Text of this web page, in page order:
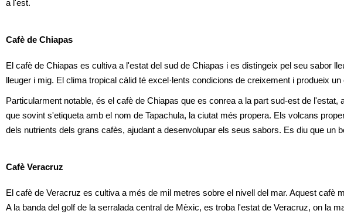
a l'est.
Cafè de Chiapas
El cafè de Chiapas es cultiva a l'estat del sud de Chiapas i es distingeix pel seu sabor
lleuger i mig. El clima tropical càlid té excel·lents condicions de creixement i produeix
Particularment notable, és el cafè de Chiapas que es conrea a la part sud-est de
que sovint s'etiqueta amb el nom de Tapachula, la ciutat més propera. Els volcans
dels nutrients dels grans cafès, ajudant a desenvolupar els seus sabors. Es diu que un
Cafè Veracruz
El cafè de Veracruz es cultiva a més de mil metres sobre el nivell del mar. Aquest cafè
A la banda del golf de la serralada central de Mèxic, es troba l'estat de Veracruz, on la